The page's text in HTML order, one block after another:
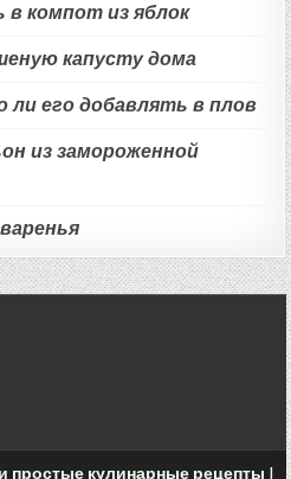
в компот из яблок
капусту дома
его добавлять в плов
из замороженной
простые кулинарные рецепты